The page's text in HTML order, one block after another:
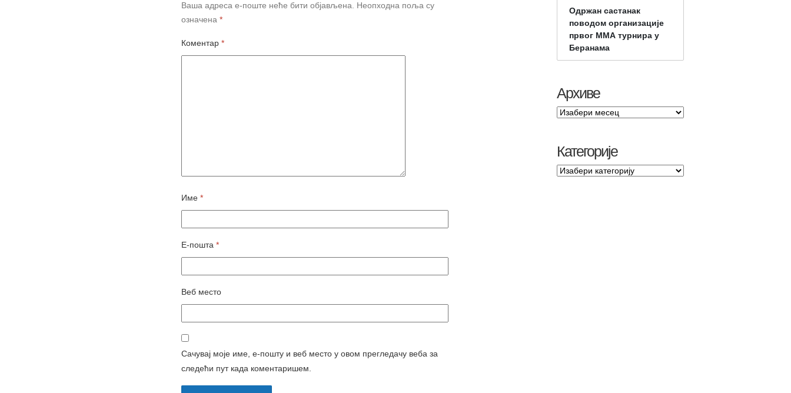
Ваша адреса е-поште неће бити објављена. Неопходна поља су
означена *
Коментар *
Име *
Е-пошта *
Веб место
Сачувај моје име, е-пошту и веб место у овом прегледачу веба за
следећи пут када коментаришем.
Одржан састанак
поводом организације
првог ММА турнира у
Беранама
Архиве
Категорије